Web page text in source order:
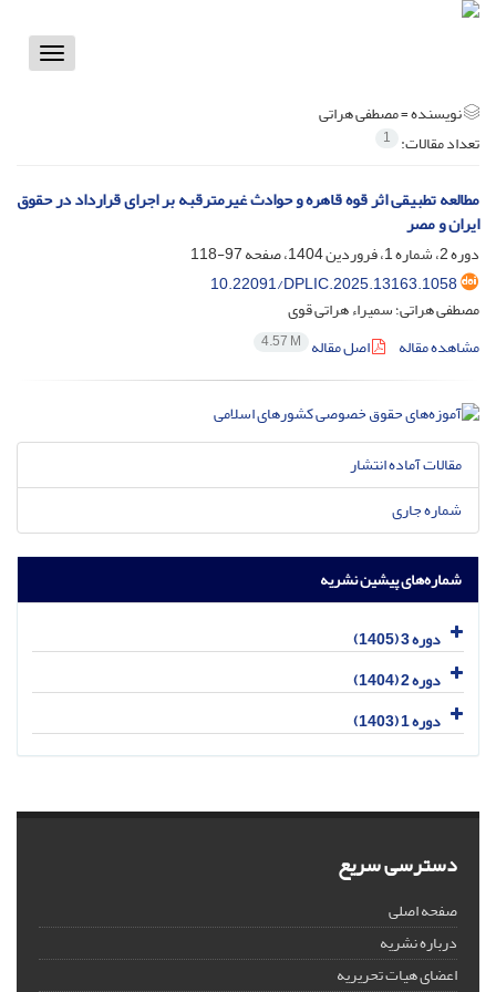
Toggle
نویسنده =مصطفی هراتی
تعداد مقالات: 1
مطالعه تطبیقی اثر قوه قاهره و حوادث غیرمترقبه بر اجرای قرارداد در حقوق
ایران و مصر
دوره 2، شماره 1، فروردین 1404، صفحه
97-118
10.22091/DPLIC.2025.13163.1058
مصطفی هراتی؛ سمیراء هراتی قوی
مشاهده مقاله
اصل مقاله 4.57 M
مقالات آماده انتشار
شماره جاری
شماره‌های پیشین نشریه
دوره 3 (1405)
دوره 2 (1404)
دوره 1 (1403)
دسترسی سریع
صفحه اصلی
درباره نشریه
اعضای هیات تحریریه